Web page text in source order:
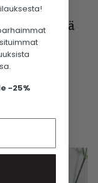
-25%